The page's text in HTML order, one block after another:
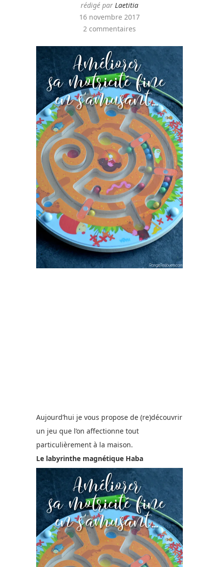
rédigé par Laetitia
16 novembre 2017
2 commentaires
Aujourd’hui je vous propose de (re)découvrir
un jeu que l’on affectionne tout
particulièrement à la maison.
Le labyrinthe magnétique Haba